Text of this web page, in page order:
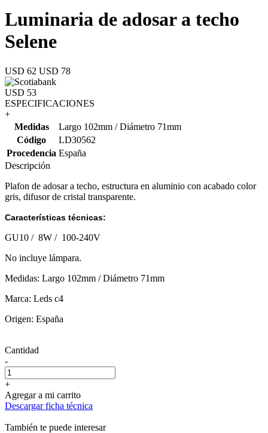
Luminaria de adosar a techo
Selene
USD 62 USD 78
USD 53
ESPECIFICACIONES
+
Medidas
Largo 102mm / Diámetro 71mm
Código
LD30562
Procedencia España
Descripción
Plafon de adosar a techo, estructura en aluminio con acabado color
gris, difusor de cristal transparente.
Características técnicas:
GU10 / 8W / 100-240V
No incluye lámpara.
Medidas: Largo 102mm / Diámetro 71mm
Marca: Leds c4
Origen: España
Cantidad
-
+
Agregar a mi carrito
Descargar ficha técnica
También te puede interesar